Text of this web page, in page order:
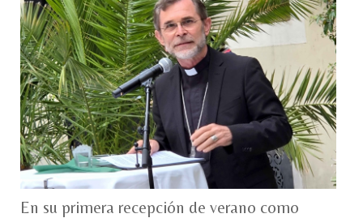
En su primera recepción de verano como